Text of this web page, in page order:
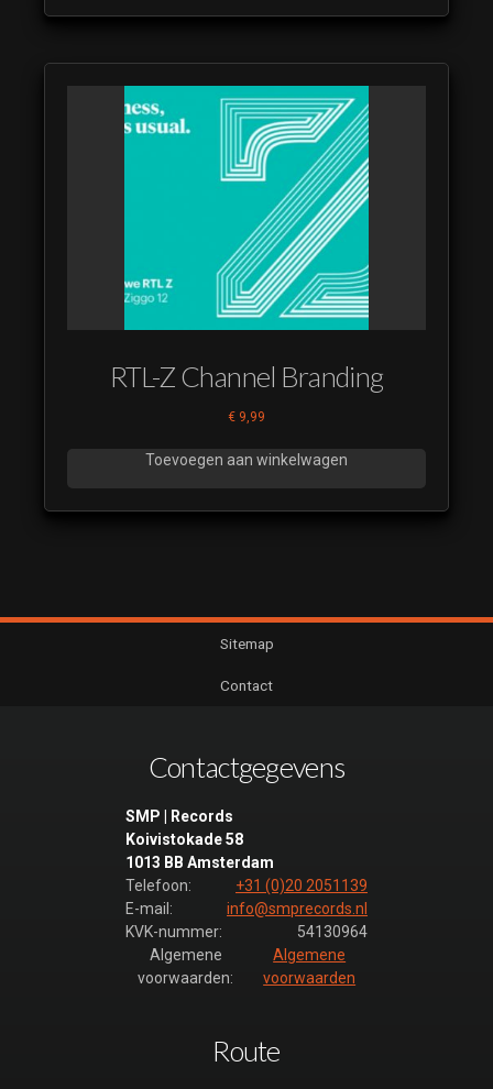
RTL-Z Channel Branding
€ 9,99
Toevoegen aan winkelwagen
Sitemap
Contact
Contactgegevens
SMP | Records
Koivistokade 58
1013 BB Amsterdam
Telefoon:
+31 (0)20 2051139
E-mail:
info@smprecords.nl
KVK-nummer:
54130964
Algemene
voorwaarden:
Algemene
voorwaarden
Route